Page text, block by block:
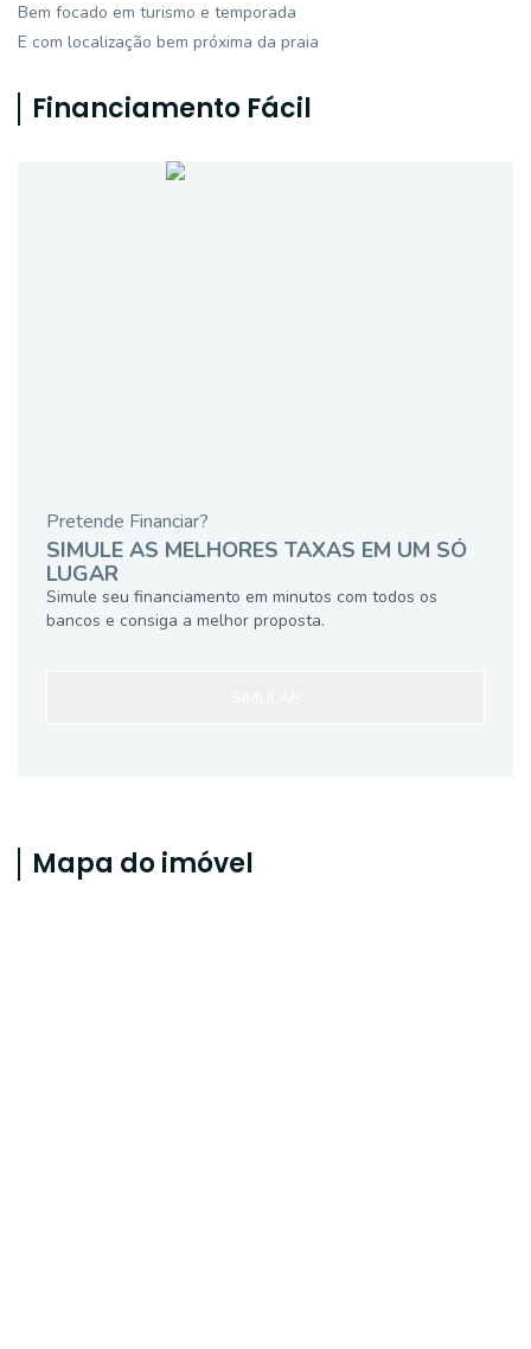
Bem focado em turismo e temporada
E com localização bem próxima da praia
Financiamento Fácil
Pretende Financiar?
SIMULE AS MELHORES TAXAS EM UM SÓ
LUGAR
Simule seu financiamento em minutos com todos os
bancos e consiga a melhor proposta.
Mapa do imóvel